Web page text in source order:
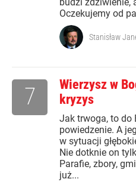
Oczekujemy od
Stanisław
Wierzysz w
kryzys
Jak trwoga, to do
powiedzenie. A
w sytuacji
Nie dotknie on
Parafie, zbory,
już...
7